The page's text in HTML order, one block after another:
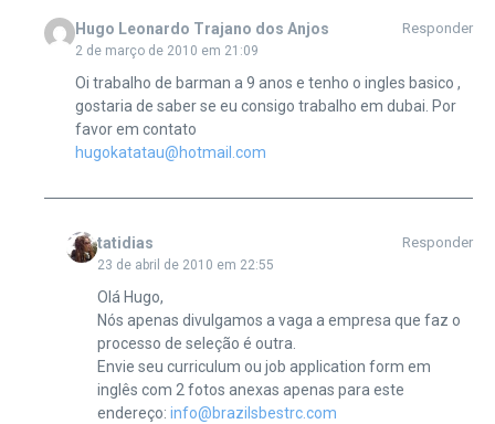
Hugo Leonardo Trajano dos Anjos
2 de março de 2010 em 21:09
Responder
Oi trabalho de barman a 9 anos e tenho o ingles basico ,
gostaria de saber se eu consigo trabalho em dubai. Por
favor em contato
hugokatatau@hotmail.com
tatidias
23 de abril de 2010 em 22:55
Responder
Olá Hugo,
Nós apenas divulgamos a vaga a empresa que faz o
processo de seleção é outra.
Envie seu curriculum ou job application form em
inglês com 2 fotos anexas apenas para este
endereço: info@brazilsbestrc.com